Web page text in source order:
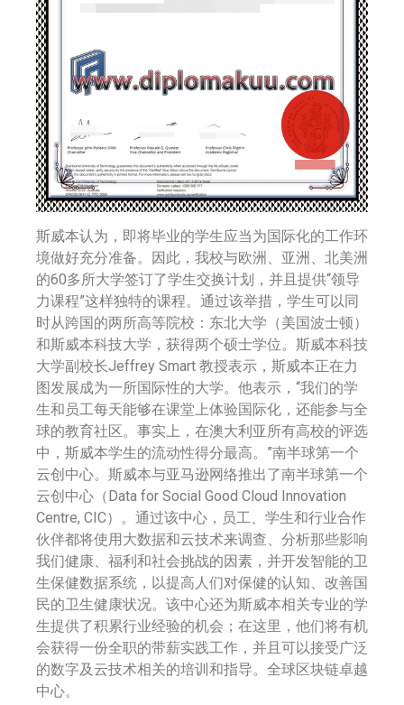
斯威本认为，即将毕业的学生应当为国际化的工作环
境做好充分准备。因此，我校与欧洲、亚洲、北美洲
的60多所大学签订了学生交换计划，并且提供“领导
力课程”这样独特的课程。通过该举措，学生可以同
时从跨国的两所高等院校：东北大学（美国波士顿）
和斯威本科技大学，获得两个硕士学位。斯威本科技
大学副校长Jeffrey Smart 教授表示，斯威本正在力
图发展成为一所国际性的大学。他表示，“我们的学
生和员工每天能够在课堂上体验国际化，还能参与全
球的教育社区。事实上，在澳大利亚所有高校的评选
中，斯威本学生的流动性得分最高。”南半球第一个
云创中心。斯威本与亚马逊网络推出了南半球第一个
云创中心（Data for Social Good Cloud Innovation
Centre, CIC）。通过该中心，员工、学生和行业合作
伙伴都将使用大数据和云技术来调查、分析那些影响
我们健康、福利和社会挑战的因素，并开发智能的卫
生保健数据系统，以提高人们对保健的认知、改善国
民的卫生健康状况。该中心还为斯威本相关专业的学
生提供了积累行业经验的机会；在这里，他们将有机
会获得一份全职的带薪实践工作，并且可以接受广泛
的数字及云技术相关的培训和指导。全球区块链卓越
中心。